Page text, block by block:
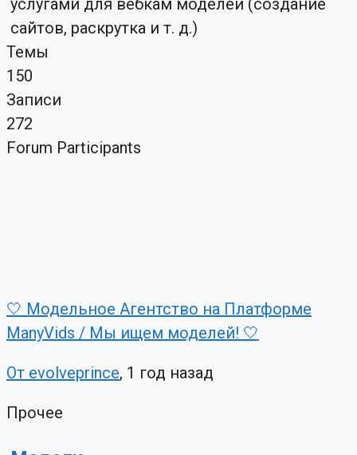
сайтов, раскрутка и т. д.)
Темы
150
Записи
272
Forum Participants
🤍 Модельное Агентство на Платформе
ManyVids / Мы ищем моделей! 🤍
От evolveprince, 1 год назад
Прочее